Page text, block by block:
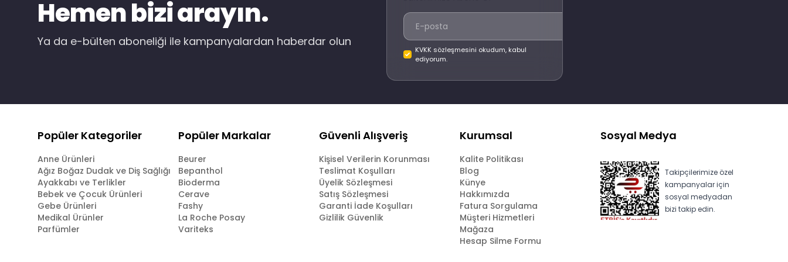
Hemen bizi arayın.
Ya da e-bülten aboneliği ile kampanyalardan haberdar olun
KVKK sözleşmesini okudum, kabul
ediyorum.
Popüler Kategoriler
Anne Ürünleri
Ağız Boğaz Dudak ve Diş Sağlığı
Ayakkabı ve Terlikler
Bebek ve Çocuk Ürünleri
Gebe Ürünleri
Medikal Ürünler
Parfümler
Popüler Markalar
Beurer
Bepanthol
Bioderma
Cerave
Fashy
La Roche Posay
Variteks
Güvenli Alışveriş
Kişisel Verilerin Korunması
Teslimat Koşulları
Üyelik Sözleşmesi
Satış Sözleşmesi
Garanti İade Koşulları
Gizlilik Güvenlik
Kurumsal
Kalite Politikası
Blog
Künye
Hakkımızda
Fatura Sorgulama
Müşteri Hizmetleri
Mağaza
Hesap Silme Formu
Sosyal Medya
Takipçilerimize özel
kampanyalar için
sosyal medyadan
bizi takip edin.